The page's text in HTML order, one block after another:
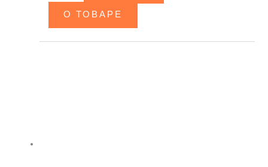
О ТОВАРЕ